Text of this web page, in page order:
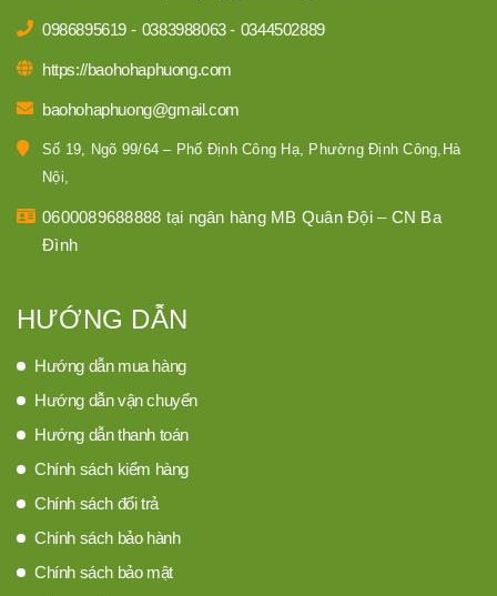
0986895619 - 0383988063- 0344502889
https://baohohaphuong.com
baohohaphuong@gmail.com
Số 19, Ngõ 99/64 – Phố Định Công Hạ, Phường Định Công,Hà
Nội,
0600089688888 tại ngân hàng MB Quân Đội – CN Ba
Đình
HƯỚNG DẪN
Hướng dẫn mua hàng
Hướng dẫn vận chuyển
Hướng dẫn thanh toán
Chính sách kiểm hàng
Chính sách đổi trả
Chính sách bảo hành
Chính sách bảo mật